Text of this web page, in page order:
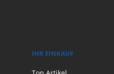
IHR EINKAUF